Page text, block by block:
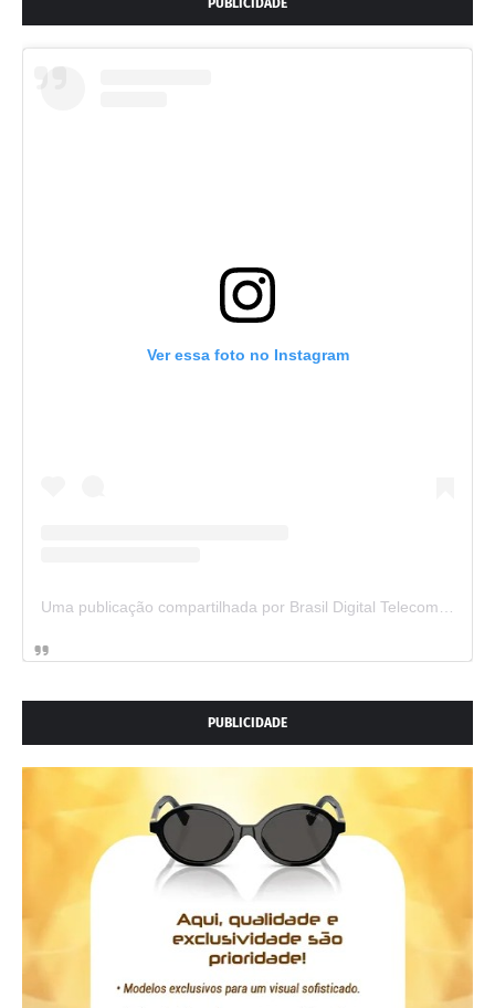
PUBLICIDADE
Ver essa foto no Instagram
Uma publicação compartilhada por Brasil Digital Telecom (@brasildigitaltelecom)
PUBLICIDADE